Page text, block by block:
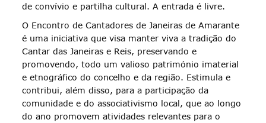
de convívio e partilha cultural. A entrada é livre.
O Encontro de Cantadores de Janeiras de Amarante
é uma iniciativa que visa manter viva a tradição do
Cantar das Janeiras e Reis, preservando e
promovendo, todo um valioso património imaterial
e etnográfico do concelho e da região. Estimula e
contribui, além disso, para a participação da
comunidade e do associativismo local, que ao longo
do ano promovem atividades relevantes para o